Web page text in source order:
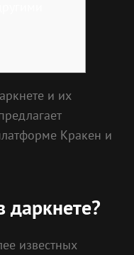
и их
Кракен и
даркнете?
известных